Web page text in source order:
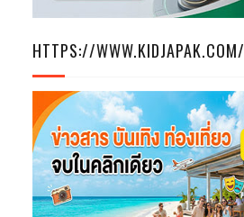
HTTPS://WWW.KIDJAPAK.COM/